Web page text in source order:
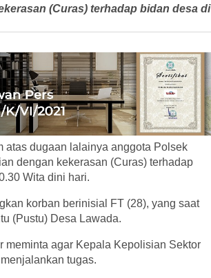
(Curas) terhadap bidan desa di
atas dugaan lalainya anggota Polsek
dengan kekerasan (Curas) terhadap
Wita dini hari.
korban berinisial FT (28), yang saat
(Pustu) Desa Lawada.
meminta agar Kepala Kepolisian Sektor
tugas.